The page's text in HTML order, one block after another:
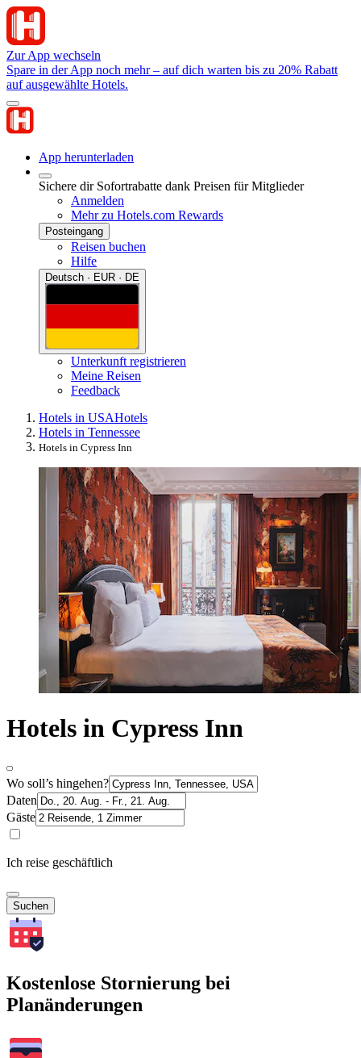
Zur App wechseln
Spare in der App noch mehr – auf dich warten bis zu 20% Rabatt
auf ausgewählte Hotels.
App herunterladen
Sichere dir Sofortrabatte dank Preisen für Mitglieder
Anmelden
Mehr zu Hotels.com Rewards
Posteingang
Reisen buchen
Hilfe
Deutsch · EUR · DE
Unterkunft registrieren
Meine Reisen
Feedback
Hotels in USAHotels
Hotels in Tennessee
Hotels in Cypress Inn
Hotels in Cypress Inn
Wo soll’s hingehen?
Daten
Gäste
Ich reise geschäftlich
Suchen
Kostenlose Stornierung bei
Planänderungen